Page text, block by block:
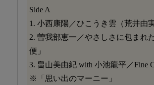
Side A
1. 小西康陽／ひこうき雲（荒井
2. 曽我部恵一／やさしさに包ま
便」
3. 畠山美由紀 with 小池龍平／Fine
※「思い出のマーニー」